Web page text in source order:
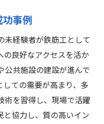
事例
未経験者が鉄筋工として
の良好なアクセスを活か
公共施設の建設が進んで
ての需要が高まり、多
術を習得し、現場で活躍
と協力し、質の高いイン